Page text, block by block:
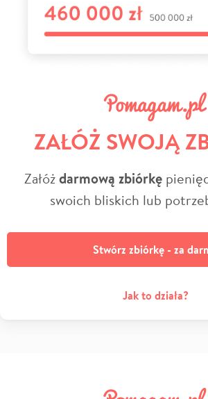
ZAŁÓŻ SWOJĄ
Załóżdarmową zbiórkę
swoich bliskich lub
Stwórz zbiórkę - za
Jak to działa?